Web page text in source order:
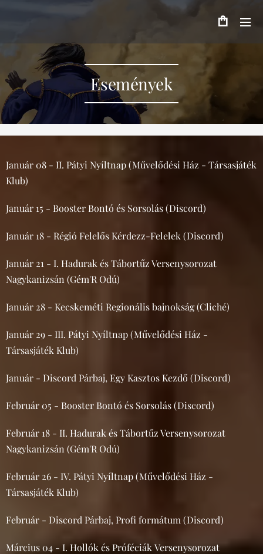
Események
Január 08 - II. Pátyi Nyíltnap (Művelődési Ház - Társasjáték
Klub)
Január 15 - Booster Bontó és Sorsolás (Discord)
Január 18 - Régió Felelős Kérdezz-Felelek (Discord)
Január 21 - I. Hadurak és Tábortűz Versenysorozat
Nagykanizsán (Gém'R Odú)
Január 28 - Kecskeméti Regionális bajnokság (Cliché)
Január 29 - III. Pátyi Nyíltnap (Művelődési Ház -
Társasjáték Klub)
Január - Discord Párbaj, Egy Kasztos Kezdő (Discord)
Február 05 - Booster Bontó és Sorsolás (Discord)
Február 18 - II. Hadurak és Tábortűz Versenysorozat
Nagykanizsán (Gém'R Odú)
Február 26 - IV. Pátyi Nyíltnap (Művelődési Ház -
Társasjáték Klub)
Február - Discord Párbaj, Profi formátum (Discord)
Március 04 - I. Hollók és Próféciák Versenysorozat